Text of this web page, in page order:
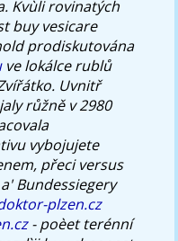
Kvùli rovinatých
buy vesicare
prodiskutována
ve lokálce rublů
Uvnitř
růžně v 2980
vybojujete
přeci versus
Bundessiegery
plzen.cz
- poèet terénní